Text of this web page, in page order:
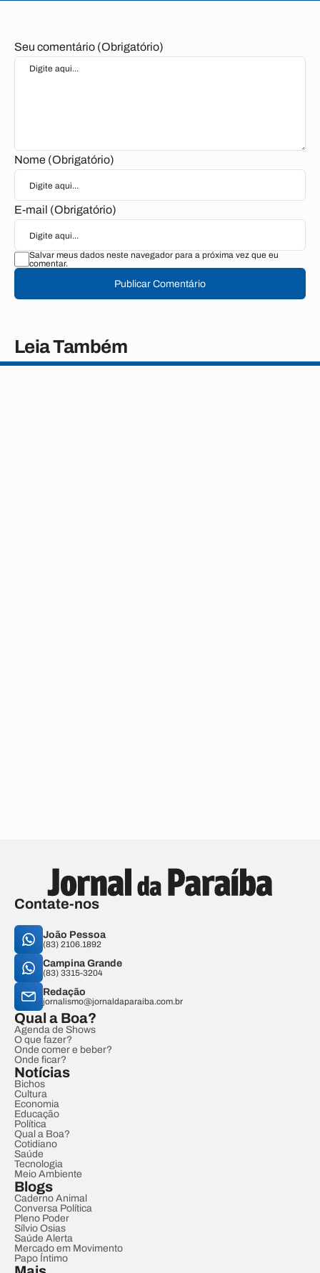
Seu comentário (Obrigatório)
Nome (Obrigatório)
E-mail (Obrigatório)
Salvar meus dados neste navegador para a próxima vez que eu
comentar.
Publicar Comentário
Leia Também
Contate-nos
João Pessoa
(83) 2106.1892
Campina Grande
(83) 3315-3204
Redação
jornalismo@jornaldaparaiba.com.br
Qual a Boa?
Agenda de Shows
O que fazer?
Onde comer e beber?
Onde ficar?
Notícias
Bichos
Cultura
Economia
Educação
Política
Qual a Boa?
Cotidiano
Saúde
Tecnologia
Meio Ambiente
Blogs
Caderno Animal
Conversa Política
Pleno Poder
Sílvio Osias
Saúde Alerta
Mercado em Movimento
Papo Íntimo